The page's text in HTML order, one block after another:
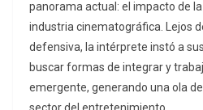
panorama actual: el impacto de
industria cinematográfica. Lejos
defensiva, la intérprete instó a
buscar formas de integrar y
emergente, generando una ola
sector del entretenimiento.